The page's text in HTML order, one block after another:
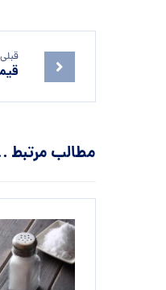
قبلی
مطالب مرتبط